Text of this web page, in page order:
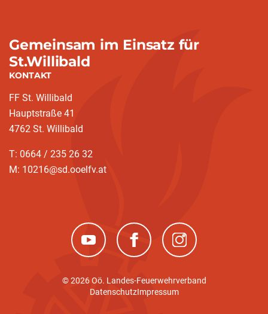
Gemeinsam im Einsatz für
St.Willibald
KONTAKT
FF St. Willibald
Hauptstraße 41
4762 St. Willibald
T: 0664 / 235 26 32
M: 10216@sd.ooelfv.at
(neues Fenster)(neues Fenster)(neues Fenster)
© 2026 Oö. Landes-Feuerwehrverband
DatenschutzImpressum